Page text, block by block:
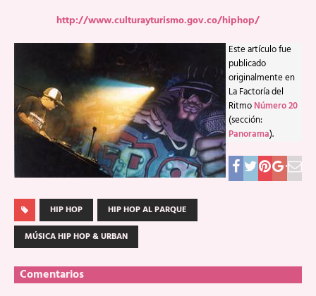
http://www.culturayturismo.gov.co/hiphop/
Este artículo fue
publicado
originalmente en
La Factoría del
Ritmo Número 20
(sección:
Panorama).
HIP HOP
HIP HOP AL PARQUE
MÚSICA HIP HOP & URBAN
Comentarios